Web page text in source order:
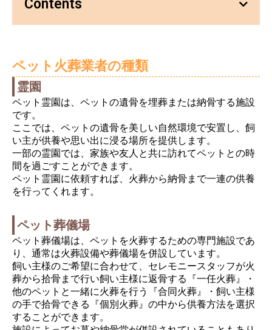
Contents
ペット火葬業者の種類
霊園
ペット霊園は、ペットの遺骨を埋葬または納骨する施設
です。
ここでは、ペットの遺骨を美しい自然環境で安置し、飼
い主が供養や思い出に浸る場所を提供します。
一部の霊園では、家族や友人と共に訪れてペットとの時
間を過ごすことができます。
ペット霊園に依頼すれば、火葬から納骨まで一連の供養
を行ってくれます。
ペット葬儀場
ペット葬儀場は、ペットを火葬するための専門施設であ
り、通常は火葬設備や葬儀場を併設しています。
飼い主様のご希望に合わせて、セレモニースタッフが火
葬から拾骨まで行い飼い主様に返骨する『一任火葬』・
他のペットと一緒に火葬を行う『合同火葬』・飼い主様
の手で拾骨できる『個別火葬』の中から供養方法を選択
することができます。